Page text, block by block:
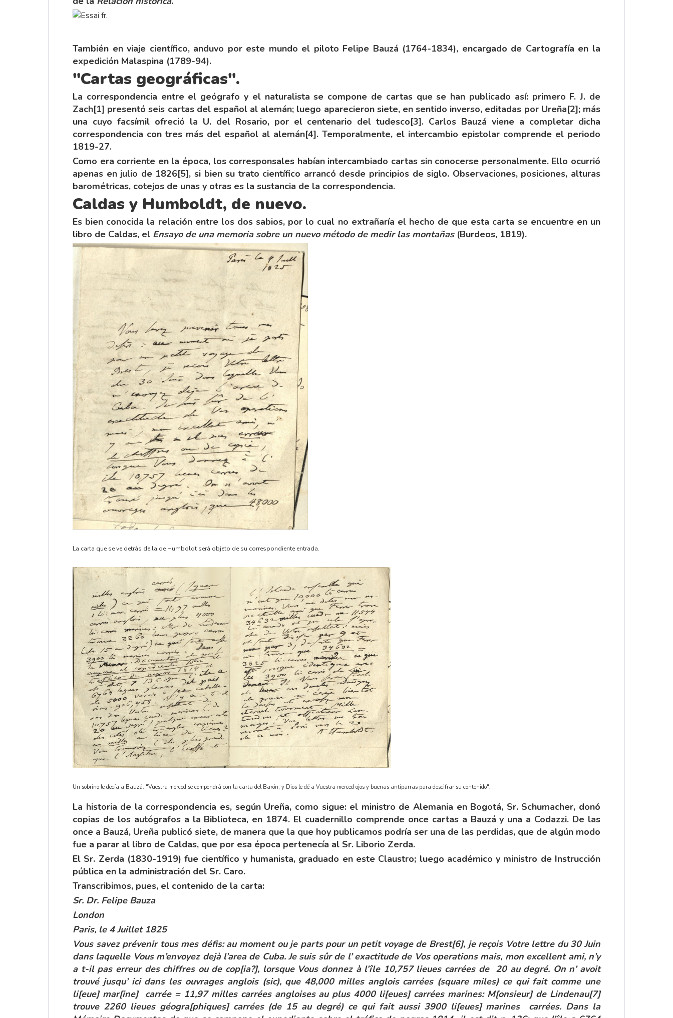
También en viaje científico, anduvo por este mundo el piloto Felipe Bauzá (1764-1834), encargado de Cartografía en la
expedición Malaspina (1789-94).
"Cartas geográficas".
La correspondencia entre el geógrafo y el naturalista se compone de cartas que se han publicado así: primero F. J. de
Zach[1] presentó seis cartas del español al alemán; luego aparecieron siete, en sentido inverso, editadas por Ureña[2]; más
una cuyo facsímil ofreció la U. del Rosario, por el centenario del tudesco[3]. Carlos Bauzá viene a completar dicha
correspondencia con tres más del español al alemán[4]. Temporalmente, el intercambio epistolar comprende el periodo
1819-27.
Como era corriente en la época, los corresponsales habían intercambiado cartas sin conocerse personalmente. Ello ocurrió
apenas en julio de 1826[5], si bien su trato científico arrancó desde principios de siglo. Observaciones, posiciones, alturas
barométricas, cotejos de unas y otras es la sustancia de la correspondencia.
Caldas y Humboldt, de nuevo.
Es bien conocida la relación entre los dos sabios, por lo cual no extrañaría el hecho de que esta carta se encuentre en un
libro de Caldas, el Ensayo de una memoria sobre un nuevo método de medir las montañas(Burdeos, 1819).
La carta que se ve detrás de la de Humboldt será objeto de su correspondiente entrada.
Un sobrino le decía a Bauzá: "Vuestra merced se compondrá con la carta del Barón, y Dios le dé a Vuestra merced ojos y buenas antiparras para descifrar su contenido".
La historia de la correspondencia es, según Ureña, como sigue: el ministro de Alemania en Bogotá, Sr. Schumacher, donó
copias de los autógrafos a la Biblioteca, en 1874. El cuadernillo comprende once cartas a Bauzá y una a Codazzi. De las
once a Bauzá, Ureña publicó siete, de manera que la que hoy publicamos podría ser una de las perdidas, que de algún modo
fue a parar al libro de Caldas, que por esa época pertenecía al Sr. Liborio Zerda.
El Sr. Zerda (1830-1919) fue científico y humanista, graduado en este Claustro; luego académico y ministro de Instrucción
pública en la administración del Sr. Caro.
Transcribimos, pues, el contenido de la carta:
Sr. Dr. Felipe Bauza
London
Paris, le 4 Juillet 1825
Vous savez prévenir tous mes défis: au moment ou je parts pour un petit voyage de Brest[6], je reçois Votre lettre du 30 Juin
dans laquelle Vous m’envoyez dejà l’area de Cuba. Je suis sûr de l’ exactitude de Vos operations mais, mon excellent ami, n’y
a t-il pas erreur des chiffres ou de cop[ia?], lorsque Vous donnez à l’île 10,757 lieues carrées de 20 au degré. On n’ avoit
trouvé jusqu’ ici dans les ouvrages anglois (sic), que 48,000 milles anglois carrées (square miles) ce qui fait comme une
li[eue] mar[ine] carrée = 11,97 milles carrées angloises au plus 4000 li[eues] carrées marines: M[onsieur] de Lindenau[7]
trouve 2260 lieues géogra[phiques] carrées (de 15 au degré) ce qui fait aussi 3900 li[eues] marines carrées. Dans la